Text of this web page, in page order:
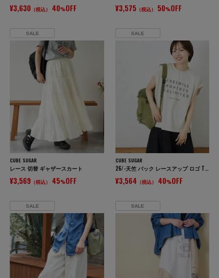
¥3,630 （税込） 40%OFF ¥3,575（税込） 50%OFF
SALE
CUBE SUGAR
レース 切替 ギャザースカート
¥3,569 （税込） 45%OFF
SALE
CUBE SUGAR
26/-天竺 バック レースアップ ロゴ Tシャツ
¥3,564 （税込） 40%OFF
SALE SALE